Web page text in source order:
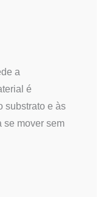
a
é
substrato e às
se mover sem